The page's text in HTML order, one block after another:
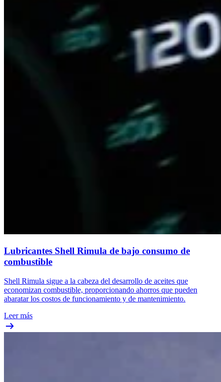
Lubricantes Shell Rimula de bajo consumo de
combustible
Shell Rimula sigue a la cabeza del desarrollo de aceites que
economizan combustible, proporcionando ahorros que pueden
abaratar los costos de funcionamiento y de mantenimiento.
Leer más